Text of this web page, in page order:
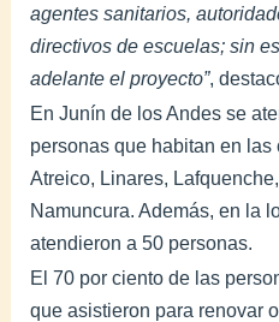
agentes sanitarios,
directivos de escuelas; sin
adelante el proyecto”,
En Junín de los Andes se
personas que habitan en
Atreico, Linares,
Namuncura. Además, en la
atendieron a 50 personas.
El 70 por ciento de las
que asistieron para renovar